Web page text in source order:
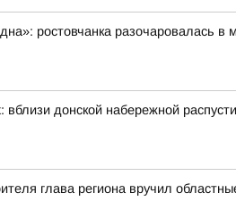
ростовчанка разочаровалась в
вблизи донской набережной
глава региона вручил